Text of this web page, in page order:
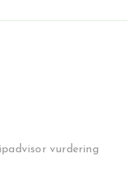
vurdering